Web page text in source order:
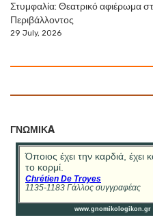
Στυμφαλία: Θεατρικό αφιέρωμα
Περιβάλλοντος
29 July, 2026
ΓΝΩΜΙΚA